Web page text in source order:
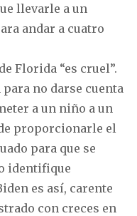
llevarle a un
andar a cuatro
Florida “es cruel”.
no darse cuenta
a un niño a un
proporcionarle el
para que se
identifique
es así, carente
con creces en